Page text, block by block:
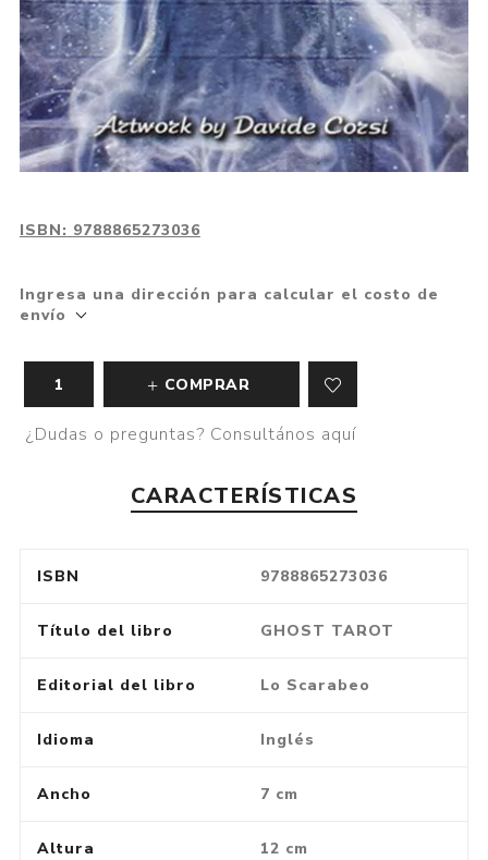
ISBN: 9788865273036
Ingresa una dirección para calcular el costo de
envío
COMPRAR
¿Dudas o preguntas? Consultános aquí
CARACTERÍSTICAS
ISBN 9788865273036
Título del libro GHOST TAROT
Editorial del libro Lo Scarabeo
Idioma Inglés
Ancho 7 cm
Altura 12 cm